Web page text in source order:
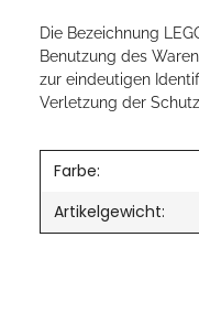
Die Bezeichnung
Benutzung des
zur eindeutigen
Verletzung der
Farbe:
Artikelgewicht: